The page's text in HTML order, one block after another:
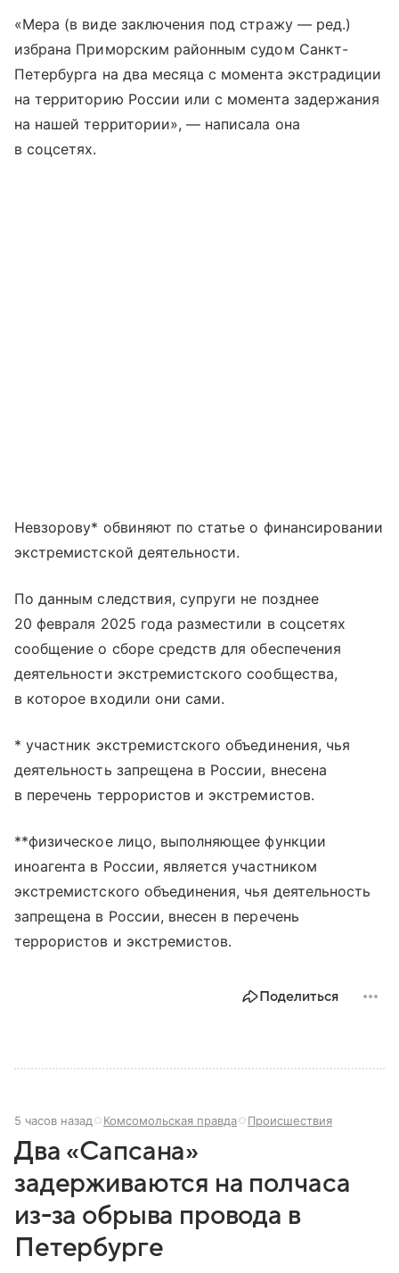
«Мера (в виде заключения под стражу — ред.)
избрана Приморским районным судом Санкт-
Петербурга на два месяца с момента экстрадиции
на территорию России или с момента задержания
на нашей территории», — написала она
в соцсетях.
Невзорову* обвиняют по статье о финансировании
экстремистской деятельности.
По данным следствия, супруги не позднее
20 февраля 2025 года разместили в соцсетях
сообщение о сборе средств для обеспечения
деятельности экстремистского сообщества,
в которое входили они сами.
* участник экстремистского объединения, чья
деятельность запрещена в России, внесена
в перечень террористов и экстремистов.
**физическое лицо, выполняющее функции
иноагента в России, является участником
экстремистского объединения, чья деятельность
запрещена в России, внесен в перечень
террористов и экстремистов.
Поделиться
5 часов назад Комсомольская правда Происшествия
Два «Сапсана»
задерживаются на полчаса
из-за обрыва провода в
Петербурге